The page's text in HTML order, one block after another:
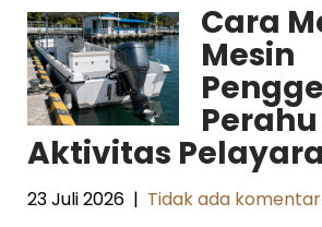
Cara
Mesin
Aktivitas
23 Juli 2026 | Tidak ada komentar